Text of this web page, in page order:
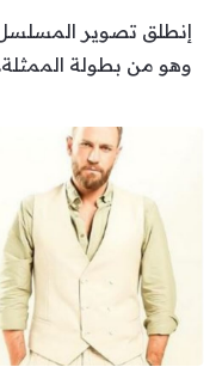
إنطلق تصوير
وهو من بطولة